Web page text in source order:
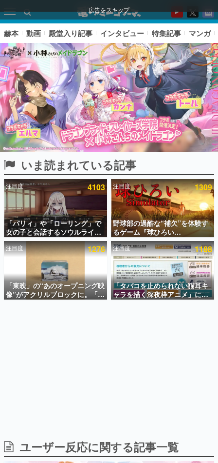
広告をスキップ
ピックアップ
電ファミのいま読まれている記事ランキング
アプリセール情報
インタビュー
連載・特集一覧
殿堂入り記事
SNS拡散数が数千以上！ ページビュー数万以上！ などな
ど。多くの人々に読まれた、電ファミ渾身の“殿堂入り”記
事をまとめました。
日本のコンテンツ産業やカルチャーに与えた影響を探る企
画です。
赫本 動画 殿堂入り記事 インタビュー 特集記事 マンガ
いま読まれている記事
注目度 4103
「パリィ」や「ローリング」で
女の子と会話するソウルライク
恋愛ゲーム『小早川さんはソウ
ルライク』無料公開。返事に失
敗すると「YOU DIED」
注目度 1309
野球部の過酷な“補欠”を体験す
るゲーム『球ひろい
Simulator』が「1件」のウィッ
シュリストをもとにチェコ語に
対応しSNSで話題に。『キング
ダム・カム』開発元やチェコの
プロ野球選手から称賛の声
注目度 1276
「東映」の“あのオープニング映
像”がアクリルブロックに。「東
映ヒストリカル グッズコレクシ
注目度 1188
「タバコを止められない猫耳キ
ャラを描く深夜枠アニメ」に視
聴者の一部から批判意見。違法
ユーザー反応に関する記事一覧